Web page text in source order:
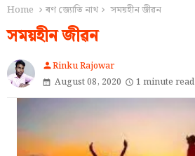
Home ৰণ জ্যোতি নাথ সময়হীন জীৱন
সময়হীন জীৱন
personRinku Rajowar
August 08, 2020
1 minute read